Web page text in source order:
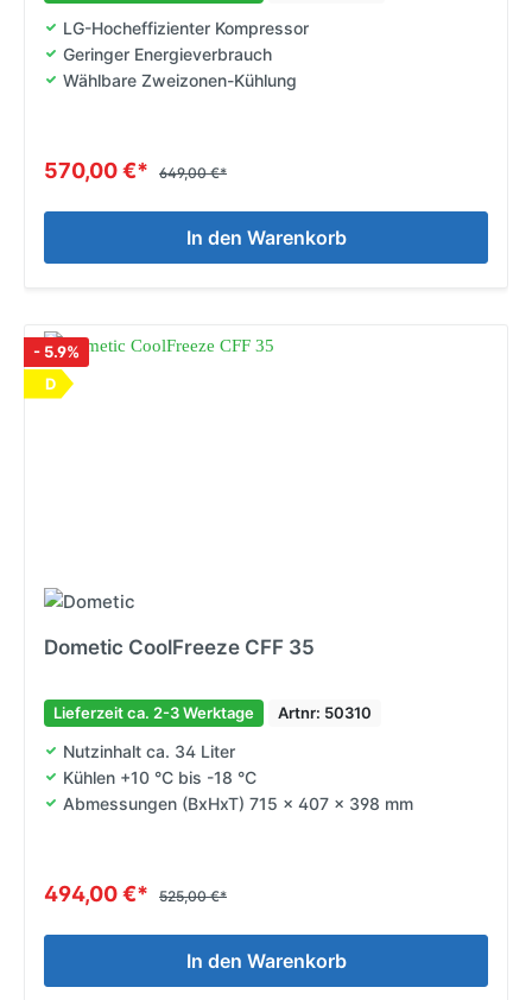
LG-Hocheffizienter Kompressor
Geringer Energieverbrauch
Wählbare Zweizonen-Kühlung
570,00 €* 649,00 €*
In den Warenkorb
- 5.9%
D
Dometic CoolFreeze CFF 35
Lieferzeit ca. 2-3 Werktage Artnr: 50310
Nutzinhalt ca. 34 Liter
Kühlen +10 °C bis -18 °C
Abmessungen (BxHxT) 715 x 407 x 398 mm
494,00 €* 525,00 €*
In den Warenkorb